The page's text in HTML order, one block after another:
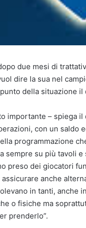
due mesi di
dire la sua nel
della situazione
importante – spiega
con un saldo
programmazione
sempre su più tavoli
preso dei giocatori
anche
in tanti, anche
o fisiche ma
prenderlo”.